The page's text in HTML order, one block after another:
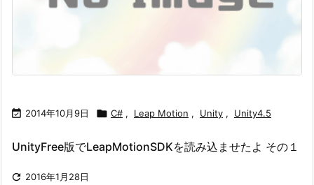
 2014年10月9日  C# , Leap Motion , Unity , Unity4.5
UnityFree版でLeapMotionSDKを読み込ませたよ その１
 2016年1月28日